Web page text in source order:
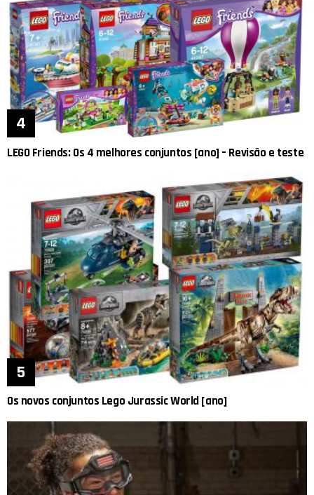
LEGO Friends: Os 4 melhores conjuntos [ano] – Revisão e teste
Os novos conjuntos Lego Jurassic World [ano]